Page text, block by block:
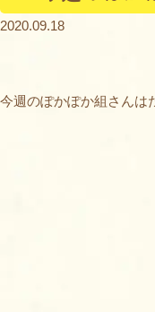
2020.09.18
今週のぽかぽか組さんは